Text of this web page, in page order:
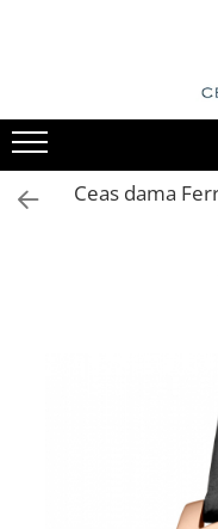
Ceas dama